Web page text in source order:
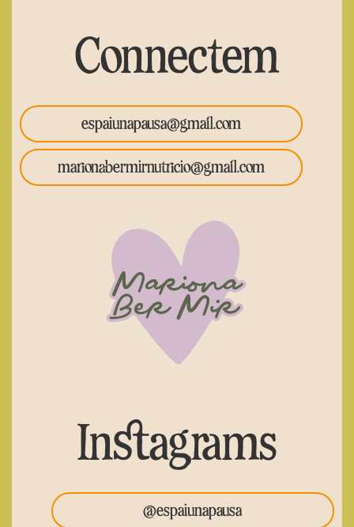
Connectem
espaiunapausa@gmail.com
marionabermirnutricio@gmail.com
Instagrams
@espaiunapausa